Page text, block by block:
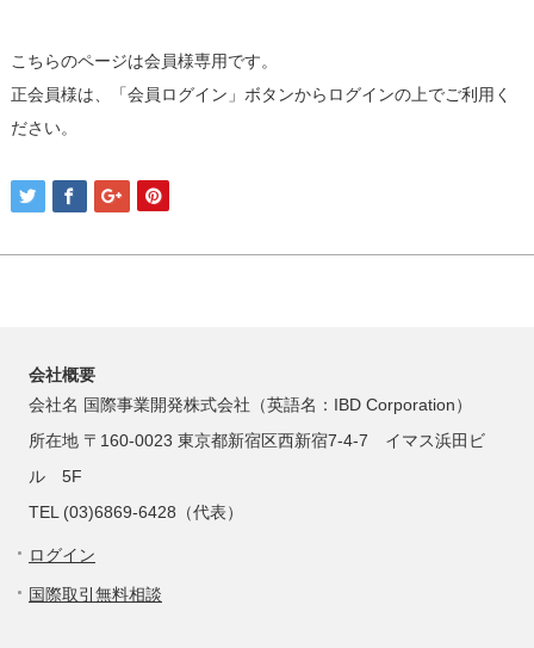
こちらのページは会員様専用です。
正会員様は、「会員ログイン」ボタンからログインの上でご利用く
ださい。
会社概要
会社名 国際事業開発株式会社（英語名：IBD Corporation）
所在地 〒160-0023 東京都新宿区西新宿7-4-7 イマス浜田ビ
ル 5F
TEL (03)6869-6428（代表）
ログイン
国際取引無料相談